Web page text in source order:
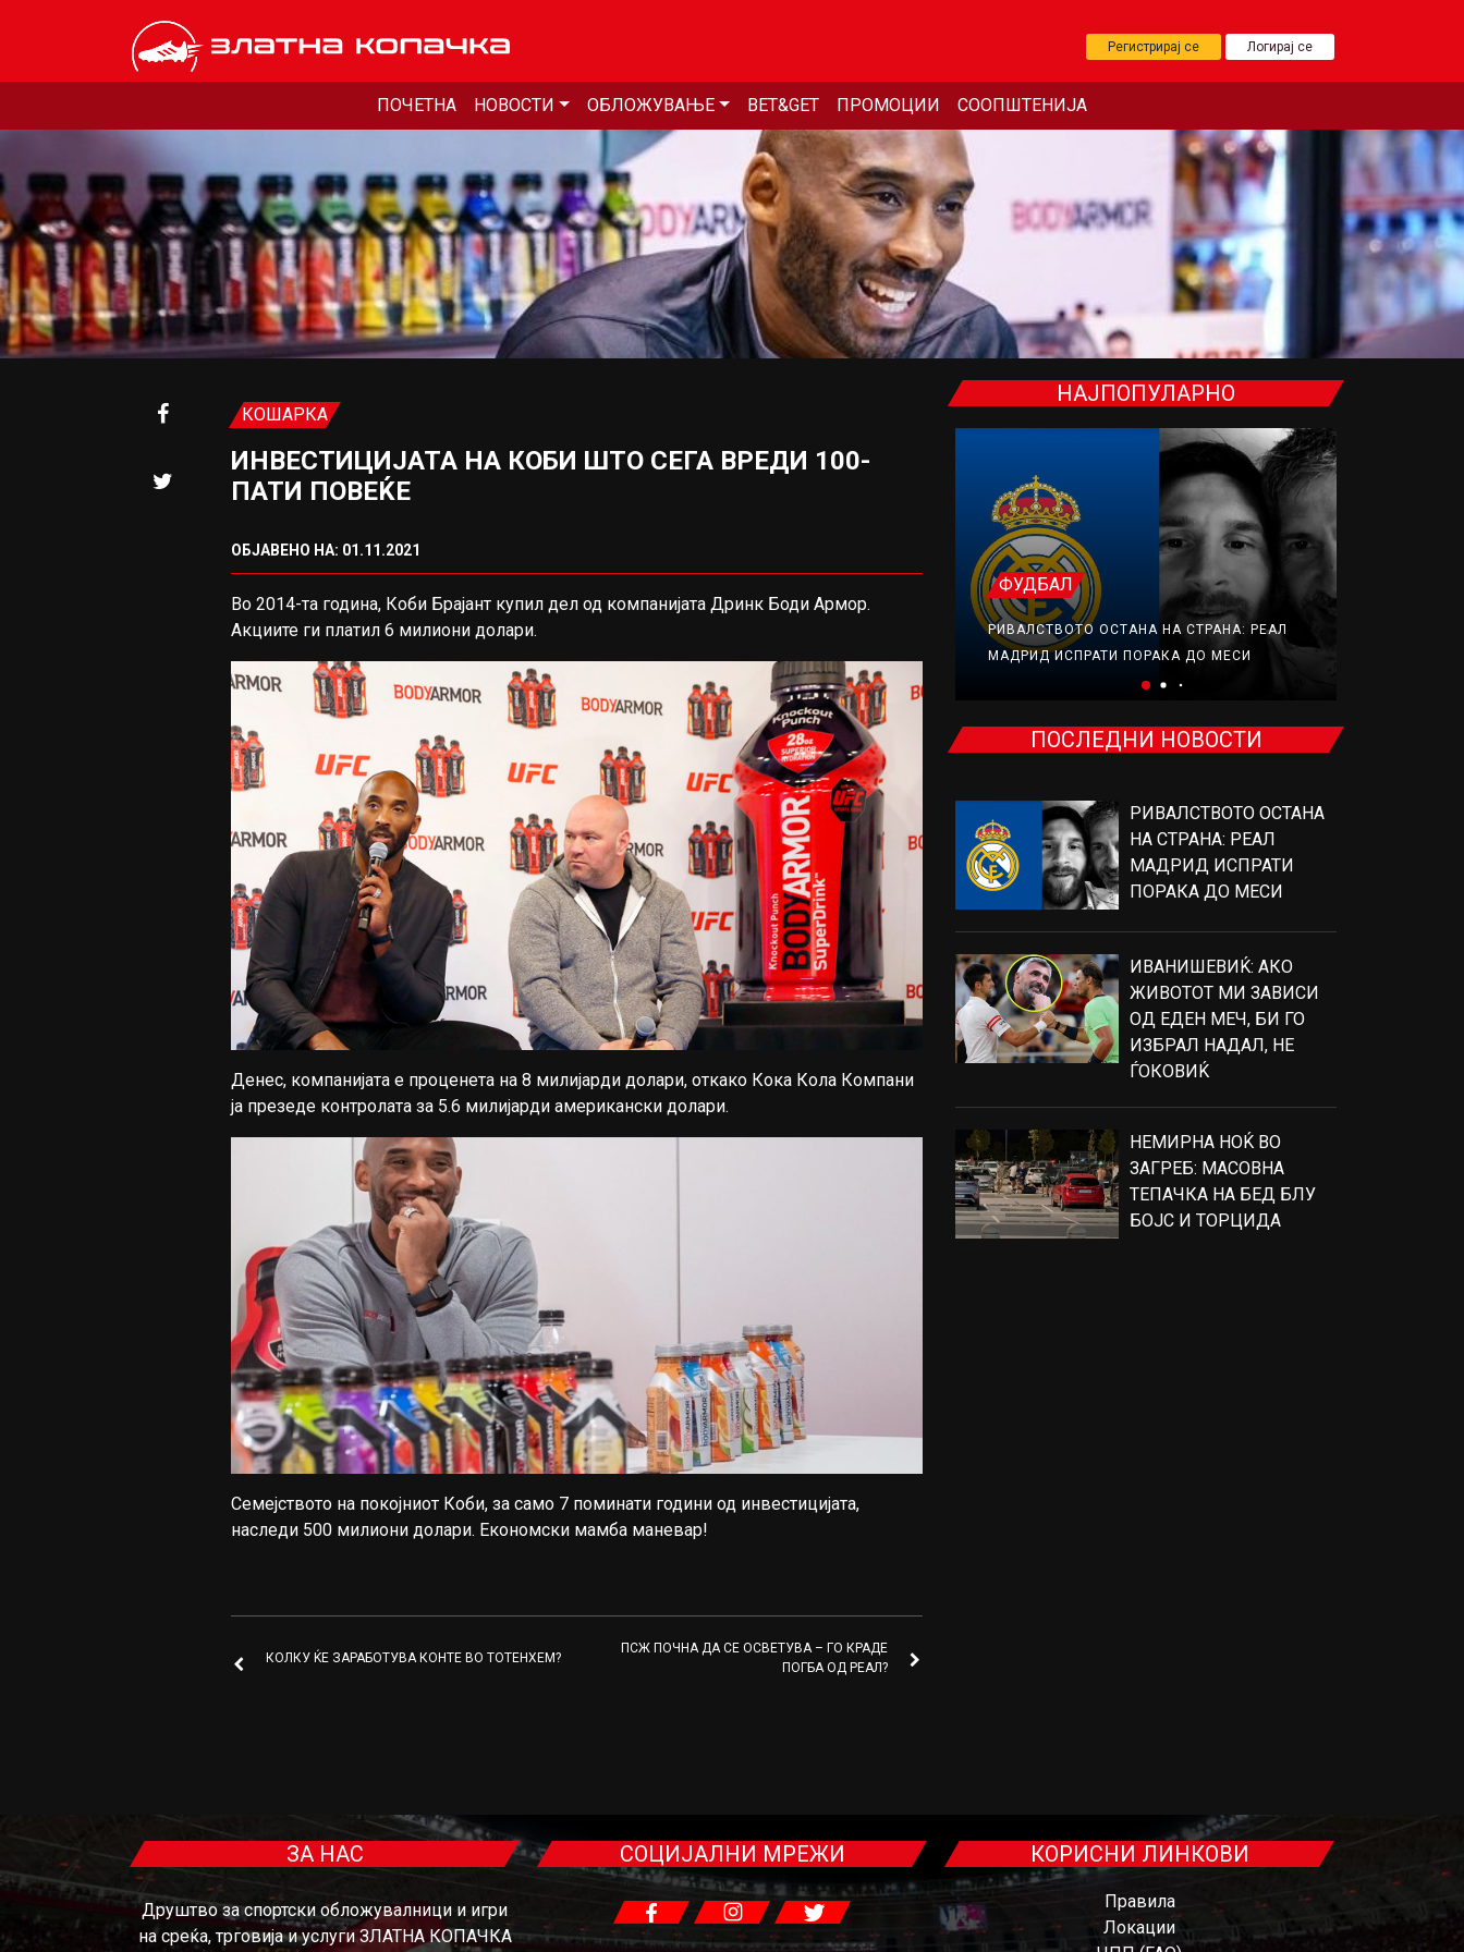
Регистрирај се Логирај се
ПОЧЕТНА НОВОСТИ ОБЛОЖУВАЊЕ BET&GET ПРОМОЦИИ СООПШТЕНИЈА
КОШАРКА
ИНВЕСТИЦИЈАТА НА КОБИ ШТО СЕГА ВРЕДИ 100-
ПАТИ ПОВЕЌЕ
ОБЈАВЕНО НА: 01.11.2021
Во 2014-та година, Коби Брајант купил дел од компанијата Дринк Боди Армор.
Акциите ги платил 6 милиони долари.
Денес, компанијата е проценета на 8 милијарди долари, откако Кока Кола Компани
ја презеде контролата за 5.6 милијарди американски долари.
Семејството на покојниот Коби, за само 7 поминати години од инвестицијата,
наследи 500 милиони долари. Економски мамба маневар!
КОЛКУ ЌЕ ЗАРАБОТУВА КОНТЕ ВО ТОТЕНХЕМ?
ПСЖ ПОЧНА ДА СЕ ОСВЕТУВА – ГО КРАДЕ
ПОГБА ОД РЕАЛ?
НАЈПОПУЛАРНО
ФУДБАЛ
РИВАЛСТВОТО ОСТАНА НА СТРАНА: РЕАЛ
МАДРИД ИСПРАТИ ПОРАКА ДО МЕСИ
ПОСЛЕДНИ НОВОСТИ
РИВАЛСТВОТО ОСТАНА
НА СТРАНА: РЕАЛ
МАДРИД ИСПРАТИ
ПОРАКА ДО МЕСИ
ИВАНИШЕВИЌ: АКО
ЖИВОТОТ МИ ЗАВИСИ
ОД ЕДЕН МЕЧ, БИ ГО
ИЗБРАЛ НАДАЛ, НЕ
ЃОКОВИЌ
НЕМИРНА НОЌ ВО
ЗАГРЕБ: МАСОВНА
ТЕПАЧКА НА БЕД БЛУ
БОЈС И ТОРЦИДА
ЗА НАС
Друштво за спортски обложувалници и игри
на среќа, трговија и услуги ЗЛАТНА КОПАЧКА
СОЦИЈАЛНИ МРЕЖИ КОРИСНИ ЛИНКОВИ
Правила
Локации